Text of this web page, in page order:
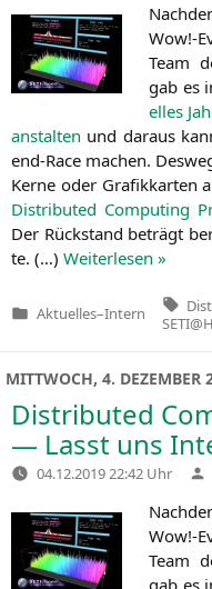
Wow!-
Team
gab es
el­les
an­stal­ten und dar­aus
end-Race machen.
Ker­ne oder Gra­fik­kar­ten
Dis­tri­bu­ted Com­pu­ting
Der Rück­stand beträgt
te. (…) Wei­ter­le­sen »
Veröffentlicht
Aktuelles–Intern
MITTWOCH, 4. DEZEMBER
Distributed
— Lasst uns
04.12.2019 22:42 Uhr
Wow!-
Team
gab es